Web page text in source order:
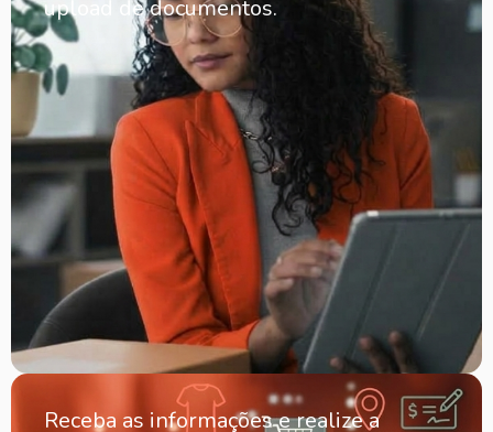
upload de documentos.
Receba as informações e realize a